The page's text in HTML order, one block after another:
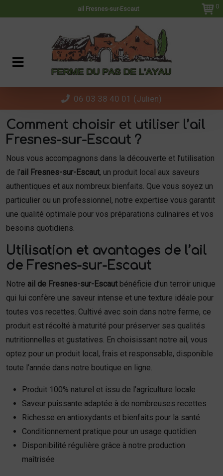
ail Fresnes-sur-Escaut 0
06 03 38 40 01 (Julien)
Comment choisir et utiliser l’ail
Fresnes-sur-Escaut ?
Nous vous accompagnons dans la découverte et l’utilisation
de l’ail Fresnes-sur-Escaut, un produit local aux saveurs
authentiques et aux nombreux bienfaits. Que vous soyez un
particulier ou un professionnel, notre expertise vous garantit
une qualité optimale pour vos préparations culinaires et vos
besoins quotidiens.
Utilisation et avantages de l’ail
de Fresnes-sur-Escaut
Notre ail de Fresnes-sur-Escautbénéficie d’un terroir unique
qui lui confère une saveur intense et une texture idéale pour
toutes vos recettes. Cultivé avec soin dans notre ferme, ce
produit est récolté à maturité pour préserver ses qualités
nutritionnelles et gustatives. En choisissant notre ail, vous
optez pour un produit local, frais et responsable, disponible
toute l’année dans notre boutique en ligne.
Produit 100% naturel et issu de l’agriculture locale
Saveur puissante adaptée à de nombreuses recettes
Richesse en antioxydants et bienfaits pour la santé
Conditionnement pratique pour un usage quotidien
Disponibilité régulière grâce à notre production
maîtrisée
Panneau de gestion des cookies